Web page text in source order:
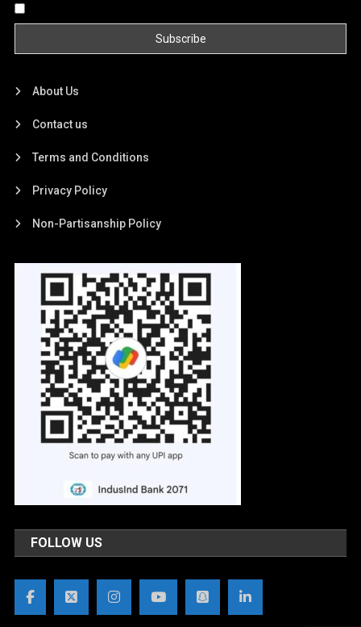
About Us
Contact us
Terms and Conditions
Privacy Policy
Non-Partisanship Policy
FOLLOW US